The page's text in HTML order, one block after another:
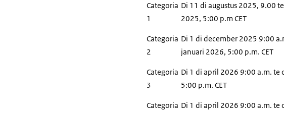
Categoria
1
Di 11 di augustus 2025, 9.00
2025, 5:00 p.m CET
Categoria
2
Di 1 di december 2025 9:00
januari 2026, 5:00 p.m. CET
Categoria
3
Di 1 di april 2026 9:00 a.m. te
5:00 p.m. CET
Categoria Di 1 di april 2026 9:00 a.m. te